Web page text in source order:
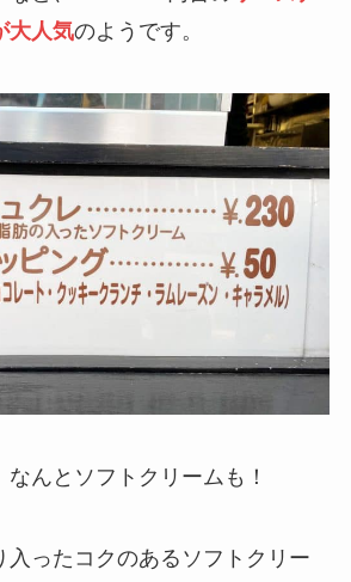
大人気のようです。
んとソフトクリームも！
入ったコクのあるソフトクリー